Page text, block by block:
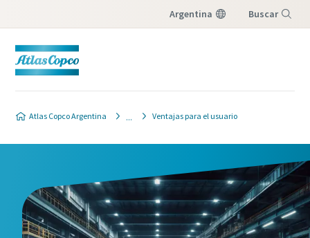
Argentina Buscar
Atlas Copco Argentina Ventajas para el usuario